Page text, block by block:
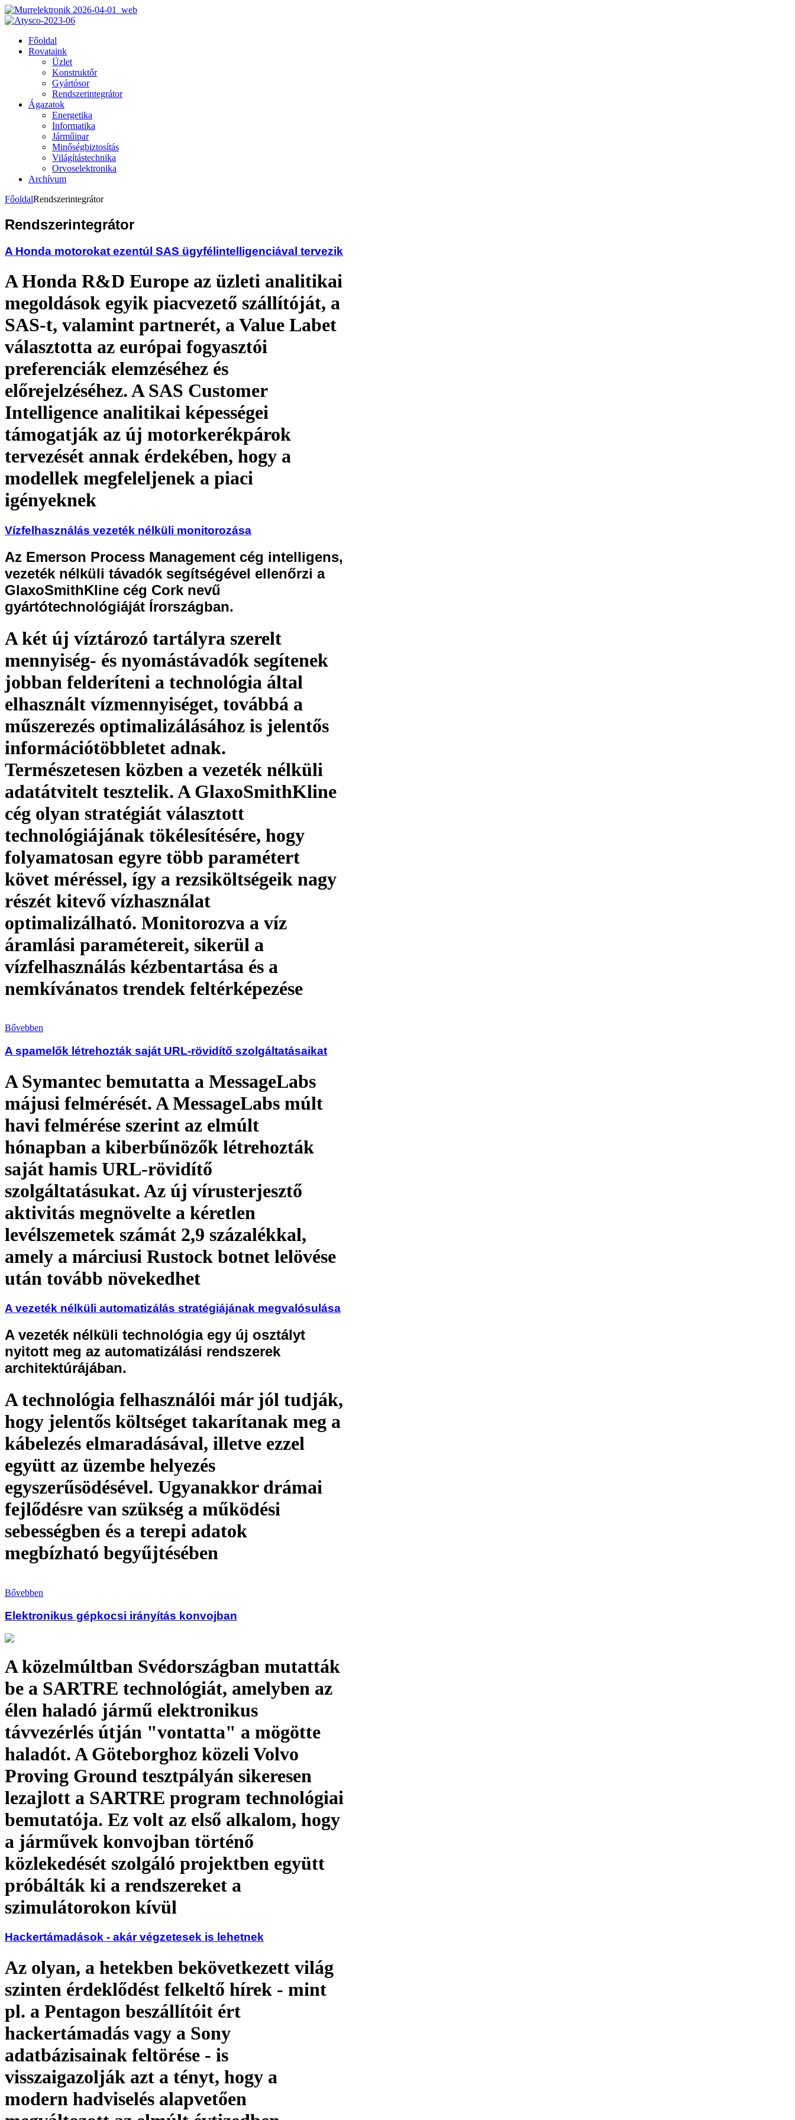
Főoldal
Rovataink
Üzlet
Konstruktőr
Gyártósor
Rendszerintegrátor
Ágazatok
Energetika
Informatika
Járműipar
Minőségbiztosítás
Világítástechnika
Orvoselektronika
Archívum
FőoldalRendszerintegrátor
Rendszerintegrátor
A Honda motorokat ezentúl SAS ügyfélintelligenciával tervezik
A Honda R&D Europe az üzleti analitikai
megoldások egyik piacvezető szállítóját, a
SAS-t, valamint partnerét, a Value Labet
választotta az európai fogyasztói
preferenciák elemzéséhez és
előrejelzéséhez. A SAS Customer
Intelligence analitikai képességei
támogatják az új motorkerékpárok
tervezését annak érdekében, hogy a
modellek megfeleljenek a piaci
igényeknek
Vízfelhasználás vezeték nélküli monitorozása
Az Emerson Process Management cég intelligens,
vezeték nélküli távadók segítségével ellenőrzi a
GlaxoSmithKline cég Cork nevű
gyártótechnológiáját Írországban.
A két új víztározó tartályra szerelt
mennyiség- és nyomástávadók segítenek
jobban felderíteni a technológia által
elhasznált vízmennyiséget, továbbá a
műszerezés optimalizálásához is jelentős
információtöbbletet adnak.
Természetesen közben a vezeték nélküli
adatátvitelt tesztelik. A GlaxoSmithKline
cég olyan stratégiát választott
technológiájának tökélesítésére, hogy
folyamatosan egyre több paramétert
követ méréssel, így a rezsiköltségeik nagy
részét kitevő vízhasználat
optimalizálható. Monitorozva a víz
áramlási paramétereit, sikerül a
vízfelhasználás kézbentartása és a
nemkívánatos trendek feltérképezése
Bővebben
A spamelők létrehozták saját URL-rövidítő szolgáltatásaikat
A Symantec bemutatta a MessageLabs
májusi felmérését. A MessageLabs múlt
havi felmérése szerint az elmúlt
hónapban a kiberbűnözők létrehozták
saját hamis URL-rövidítő
szolgáltatásukat. Az új vírusterjesztő
aktivitás megnövelte a kéretlen
levélszemetek számát 2,9 százalékkal,
amely a márciusi Rustock botnet lelövése
után tovább növekedhet
A vezeték nélküli automatizálás stratégiájának megvalósulása
A vezeték nélküli technológia egy új osztályt
nyitott meg az automatizálási rendszerek
architektúrájában.
A technológia felhasználói már jól tudják,
hogy jelentős költséget takarítanak meg a
kábelezés elmaradásával, illetve ezzel
együtt az üzembe helyezés
egyszerűsödésével. Ugyanakkor drámai
fejlődésre van szükség a működési
sebességben és a terepi adatok
megbízható begyűjtésében
Bővebben
Elektronikus gépkocsi irányítás konvojban
A közelmúltban Svédországban mutatták
be a SARTRE technológiát, amelyben az
élen haladó jármű elektronikus
távvezérlés útján "vontatta" a mögötte
haladót. A Göteborghoz közeli Volvo
Proving Ground tesztpályán sikeresen
lezajlott a SARTRE program technológiai
bemutatója. Ez volt az első alkalom, hogy
a járművek konvojban történő
közlekedését szolgáló projektben együtt
próbálták ki a rendszereket a
szimulátorokon kívül
Hackertámadások - akár végzetesek is lehetnek
Az olyan, a hetekben bekövetkezett világ
szinten érdeklődést felkeltő hírek - mint
pl. a Pentagon beszállítóit ért
hackertámadás vagy a Sony
adatbázisainak feltörése - is
visszaigazolják azt a tényt, hogy a
modern hadviselés alapvetően